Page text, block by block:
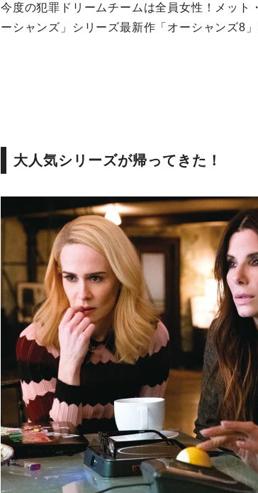
今度の犯罪ドリームチームは全員女性！メッ
ーシャンズ」シリーズ最新作「オーシャンズ8
大人気シリーズが帰ってきた！